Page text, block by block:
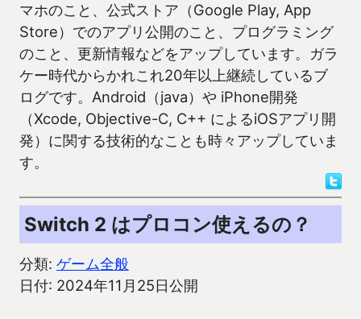
マホのこと、公式ストア（Google Play, App
Store）でのアプリ公開のこと、プログラミング
のこと、更新情報などをアップしています。ガラ
ケー時代からかれこれ20年以上継続しているブ
ログです。Android（java）や iPhone開発
（Xcode, Objective-C, C++ によるiOSアプリ開
発）に関する技術的なことも時々アップしていま
す。
Switch 2 はプロコン使えるの？
分類: ゲーム全般
日付: 2024年11月25日公開